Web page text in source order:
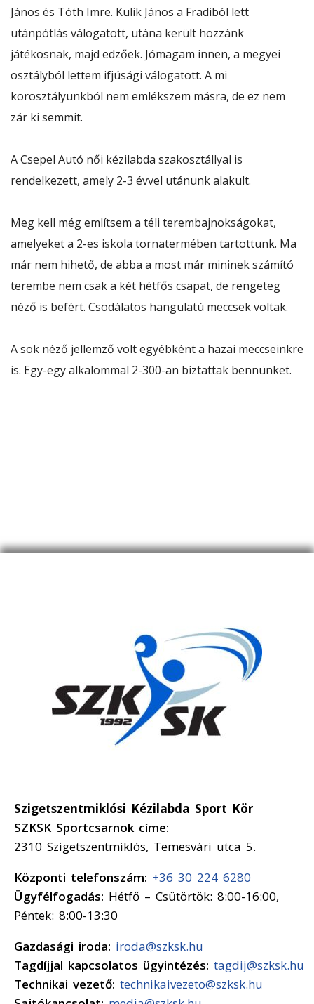
János és Tóth Imre. Kulik János a Fradiból lett
utánpótlás válogatott, utána került hozzánk
játékosnak, majd edzőek. Jómagam innen, a megyei
osztályból lettem ifjúsági válogatott. A mi
korosztályunkból nem emlékszem másra, de ez nem
zár ki semmit.
A Csepel Autó női kézilabda szakosztállyal is
rendelkezett, amely 2-3 évvel utánunk alakult.
Meg kell még említsem a téli terembajnokságokat,
amelyeket a 2-es iskola tornatermében tartottunk. Ma
már nem hihető, de abba a most már mininek számító
terembe nem csak a két hétfős csapat, de rengeteg
néző is befért. Csodálatos hangulatú meccsek voltak.
A sok néző jellemző volt egyébként a hazai meccseinkre
is. Egy-egy alkalommal 2-300-an bíztattak bennünket.
Szigetszentmiklósi Kézilabda Sport Kör
SZKSK Sportcsarnok címe:
2310 Szigetszentmiklós, Temesvári utca 5.
Központi telefonszám: +36 30 224 6280
Ügyfélfogadás: Hétfő – Csütörtök: 8:00-16:00,
Péntek: 8:00-13:30
Gazdasági iroda: iroda@szksk.hu
Tagdíjjal kapcsolatos ügyintézés: tagdij@szksk.hu
Technikai vezető: technikaivezeto@szksk.hu